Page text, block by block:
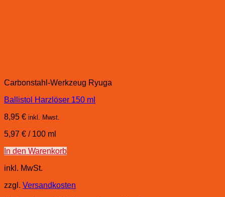
Carbonstahl-Werkzeug Ryuga
Ballistol Harzlöser 150 ml
8,95 € inkl. Mwst.
5,97 € / 100 ml
In den Warenkorb
inkl. MwSt.
zzgl. Versandkosten